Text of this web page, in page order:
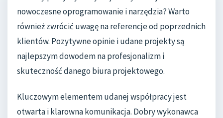
nowoczesne oprogramowanie i narzędzia? Warto
również zwrócić uwagę na referencje od poprzednich
klientów. Pozytywne opinie i udane projekty są
najlepszym dowodem na profesjonalizm i
skuteczność danego biura projektowego.
Kluczowym elementem udanej współpracy jest
otwarta i klarowna komunikacja. Dobry wykonawca